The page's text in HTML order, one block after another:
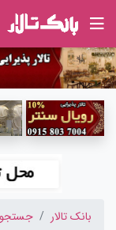
بانک تالار جستجو